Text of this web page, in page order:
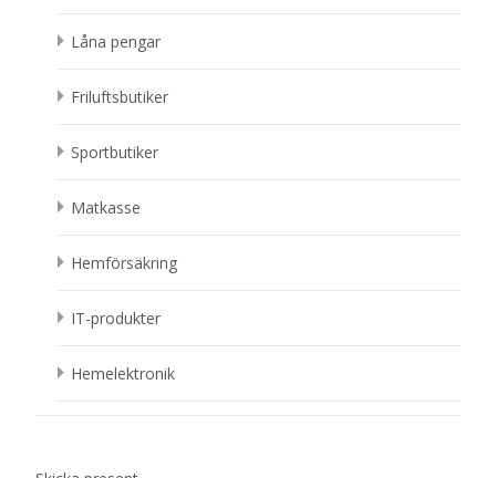
Låna pengar
Friluftsbutiker
Sportbutiker
Matkasse
Hemförsäkring
IT-produkter
Hemelektronik